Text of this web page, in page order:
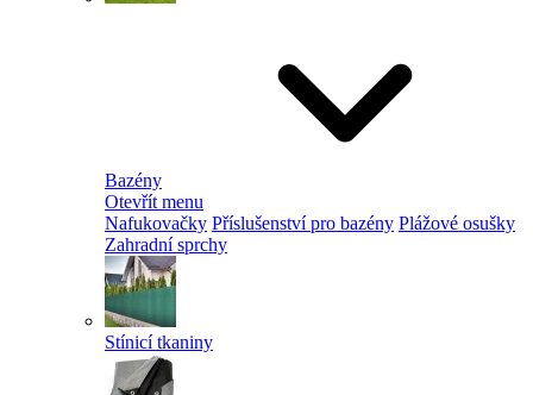
Bazény
Otevřít menu
Nafukovačky Příslušenství pro bazény Plážové osušky
Zahradní sprchy
Stínicí tkaniny